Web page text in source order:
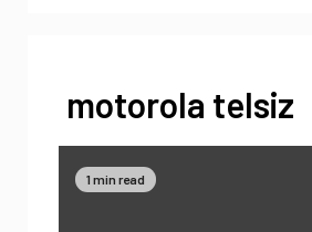
motorola telsiz
1 min read